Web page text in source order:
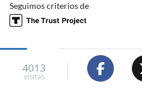
Seguimos criterios de
4013
visitas